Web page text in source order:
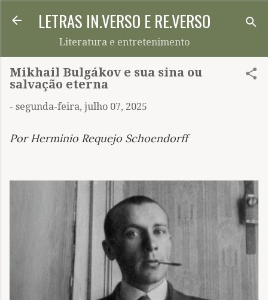
Pular para o conteúdo principal
LETRAS IN.VERSO E RE.VERSO
Literatura e entretenimento
Mikhail Bulgákov e sua sina ou
salvação eterna
- segunda-feira, julho 07, 2025
Por Herminio Requejo Schoendorff